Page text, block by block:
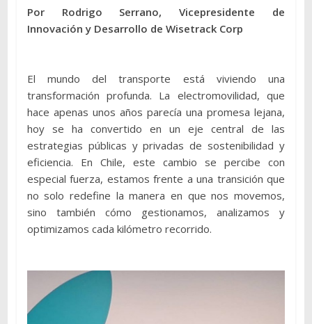
Por Rodrigo Serrano, Vicepresidente de
Innovación y Desarrollo de Wisetrack Corp
El mundo del transporte está viviendo una
transformación profunda. La electromovilidad, que
hace apenas unos años parecía una promesa lejana,
hoy se ha convertido en un eje central de las
estrategias públicas y privadas de sostenibilidad y
eficiencia. En Chile, este cambio se percibe con
especial fuerza, estamos frente a una transición que
no solo redefine la manera en que nos movemos,
sino también cómo gestionamos, analizamos y
optimizamos cada kilómetro recorrido.